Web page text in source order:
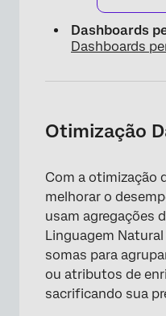
Dashboards
Dashboards
Otimização
Com a otimização
melhorar o
usam agregações
Linguagem
somas para
ou atributos de
sacrificando sua